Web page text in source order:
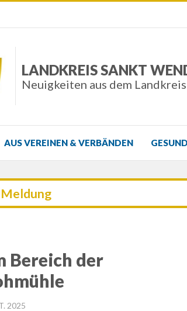
LANDKREIS SANKT
Neuigkeiten aus dem
AUS VEREINEN & VERBÄNDEN
Bereich der
2025